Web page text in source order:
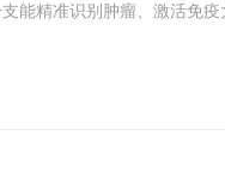
能精准识别肿瘤、激活免疫